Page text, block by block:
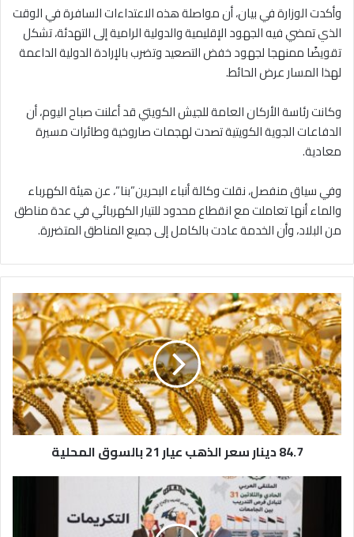
وأكدت الوزارة في بيان، أن مواصلة هذه الاعتداءات السافرة في الوقت
الذي تمضي فيه الجهود الإقليمية والدولية الرامية إلى التهدئة، تشكل
تقويضًا ممنهجا لجهود خفض التصعيد وتضرب بالإرادة الدولية الداعمة
لهذا المسار عرض الحائط.
وكانت رئاسة الأركان العامة للجيش الكويتي قد أعلنت صباح اليوم، أن
الدفاعات الجوية الكويتية تصدت لهجمات صاروخية وطائرات مسيرة
معادية.
وفي سياق منفصل، نقلت وكالة أنباء البحرين”بنا”، عن هيئة الكهرباء
والماء أنها تعاملت مع انقطاع محدود للتيار الكهربائي في عدة مناطق
من البلاد، وأن الخدمة عادت بالكامل إلى جميع المناطق المتضررة.
8
4
.
7
د
ي
ن
ا
ر
84.7 دينار سعر الذهب عيار 21 بالسوق المحلية